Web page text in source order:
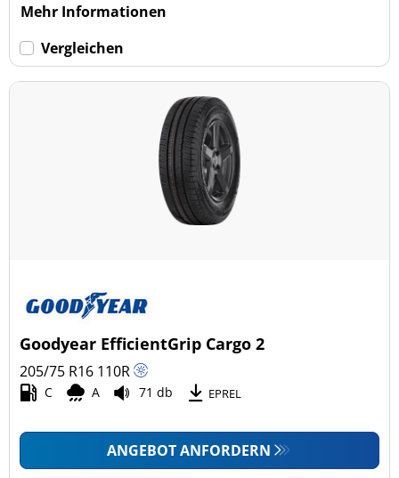
Mehr Informationen
Vergleichen
Goodyear EfficientGrip Cargo 2
205/75 R16 110R
C A 71 db EPREL
ANGEBOT ANFORDERN